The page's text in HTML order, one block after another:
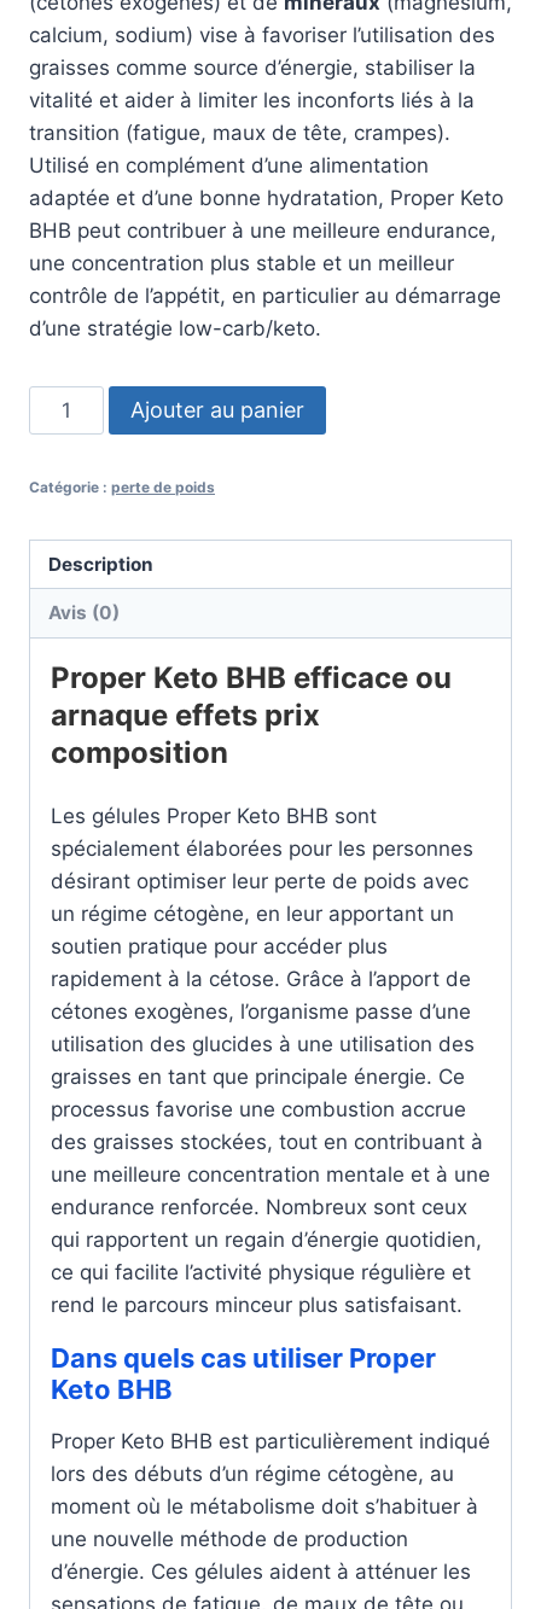
calcium, sodium) vise à favoriser l’utilisation des
graisses comme source d’énergie, stabiliser la
vitalité et aider à limiter les inconforts liés à la
transition (fatigue, maux de tête, crampes).
Utilisé en complément d’une alimentation
adaptée et d’une bonne hydratation, Proper Keto
BHB peut contribuer à une meilleure endurance,
une concentration plus stable et un meilleur
contrôle de l’appétit, en particulier au démarrage
d’une stratégie low-carb/keto.
quantité
de
Keto
Ajouter au panier
Catégorie : perte de poids
Description
Avis (0)
Proper Keto BHB efficace ou
arnaque effets prix
composition
Les gélules Proper Keto BHB sont
spécialement élaborées pour les personnes
désirant optimiser leur perte de poids avec
un régime cétogène, en leur apportant un
soutien pratique pour accéder plus
rapidement à la cétose. Grâce à l’apport de
cétones exogènes, l’organisme passe d’une
utilisation des glucides à une utilisation des
graisses en tant que principale énergie. Ce
processus favorise une combustion accrue
des graisses stockées, tout en contribuant à
une meilleure concentration mentale et à une
endurance renforcée. Nombreux sont ceux
qui rapportent un regain d’énergie quotidien,
ce qui facilite l’activité physique régulière et
rend le parcours minceur plus satisfaisant.
Dans quels cas utiliser Proper
Keto BHB
Proper Keto BHB est particulièrement indiqué
lors des débuts d’un régime cétogène, au
moment où le métabolisme doit s’habituer à
une nouvelle méthode de production
d’énergie. Ces gélules aident à atténuer les
sensations de fatigue, de maux de tête ou